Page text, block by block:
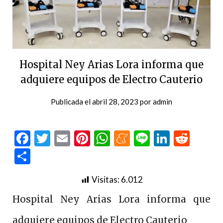
Hospital Ney Arias Lora informa que
adquiere equipos de Electro Cauterio
Publicada elabril 28, 2023 poradmin
Facebook
Twitter
EmailPinterest
WhatsApp
Meneame
Line
Visitas:6.012
Hospital Ney Arias Lora informa que
adquiere equipos de Electro Cauterio